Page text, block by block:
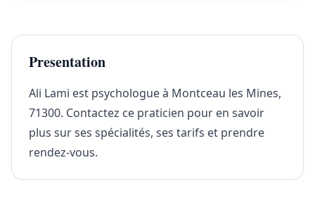
Presentation
Ali Lami est psychologue à Montceau les Mines,
71300. Contactez ce praticien pour en savoir
plus sur ses spécialités, ses tarifs et prendre
rendez-vous.